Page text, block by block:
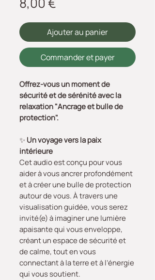
Ajouter au panier
Commander et payer
Offrez-vous un moment de
sécurité et de sérénité avec la
relaxation "Ancrage et bulle de
protection".
✨Un voyage vers la paix
intérieure
Cet audio est conçu pour vous
aider à vous ancrer profondément
et à créer une bulle de protection
autour de vous. À travers une
visualisation guidée, vous serez
invité(e) à imaginer une lumière
apaisante qui vous enveloppe,
créant un espace de sécurité et
de calme, tout en vous
connectant à la terre et à l’énergie
qui vous soutient.